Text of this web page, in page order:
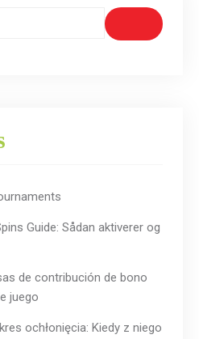
Guide: Sådan aktiverer og
de contribución de bono
juego
ochłonięcia: Kiedy z niego